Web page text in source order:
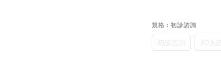
規格 : 初診諮詢
初診諮詢 30天